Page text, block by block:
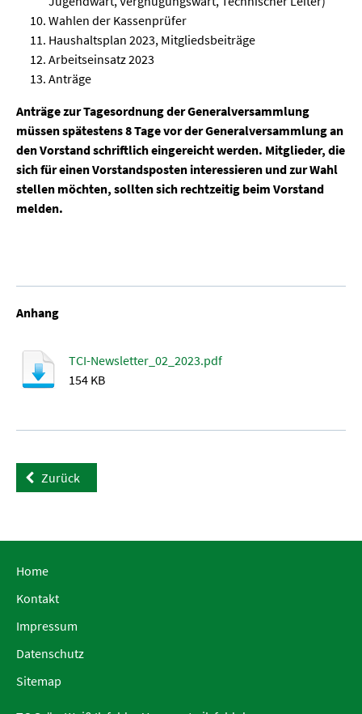
Wahlen der Kassenprüfer
Haushaltsplan 2023, Mitgliedsbeiträge
Arbeitseinsatz 2023
Anträge
Anträge zur Tagesordnung der Generalversammlung
müssen spätestens 8 Tage vor der Generalversammlung an
den Vorstand schriftlich eingereicht werden. Mitglieder, die
sich für einen Vorstandsposten interessieren und zur Wahl
stellen möchten, sollten sich rechtzeitig beim Vorstand
melden.
Anhang
TCI-Newsletter_02_2023.pdf
154 KB
Zurück
Home
Kontakt
Impressum
Datenschutz
Sitemap